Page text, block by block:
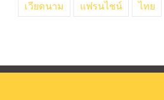
เวียดนาม แฟรนไชน์ ไทย